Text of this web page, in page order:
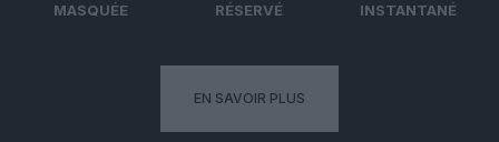
MASQUÉE
RÉSERVÉ
INSTANTANÉ
EN SAVOIR PLUS